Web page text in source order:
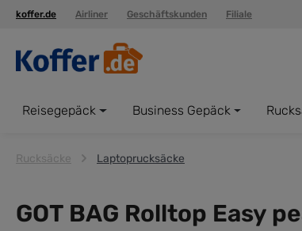
Zur Hauptnavigation springen
koffer.de Airliner Geschäftskunden Filiale
Reisegepäck Business Gepäck
Rucksäcke Laptoprucksäcke
GOT BAG Rolltop Easy